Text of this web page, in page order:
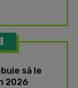
să le
2026